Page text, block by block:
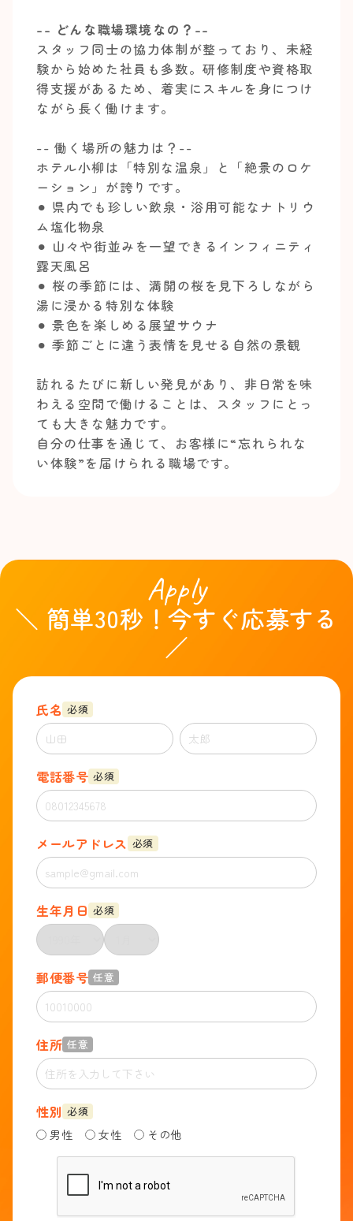
-- どんな職場環境なの？--
スタッフ同士の協力体制が整っており、未経
験から始めた社員も多数。研修制度や資格取
得支援があるため、着実にスキルを身につけ
ながら長く働けます。
-- 働く場所の魅力は？--
ホテル小柳は「特別な温泉」と「絶景のロケ
ーション」が誇りです。
⚫︎ 県内でも珍しい飲泉・浴用可能なナトリウ
ム塩化物泉
⚫︎ 山々や街並みを一望できるインフィニティ
露天風呂
⚫︎ 桜の季節には、満開の桜を見下ろしながら
湯に浸かる特別な体験
⚫︎ 景色を楽しめる展望サウナ
⚫︎ 季節ごとに違う表情を見せる自然の景観
訪れるたびに新しい発見があり、非日常を味
わえる空間で働けることは、スタッフにとっ
ても大きな魅力です。
自分の仕事を通じて、お客様に“忘れられな
い体験”を届けられる職場です。
Apply
＼ 簡単30秒！今すぐ応募する
／
氏名 必須
電話番号 必須
メールアドレス 必須
生年月日 必須
郵便番号 任意
住所 任意
性別 必須
男性 女性 その他